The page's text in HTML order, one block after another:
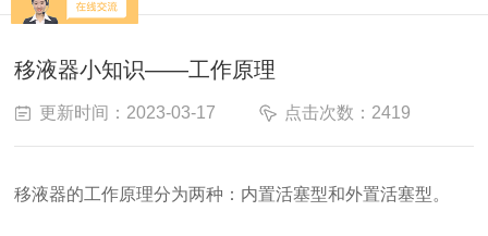
移液器小知识——工作原理
更新时间：2023-03-17 点击次数：2419
移液器的工作原理分为两种：内置活塞型和外置活塞型。